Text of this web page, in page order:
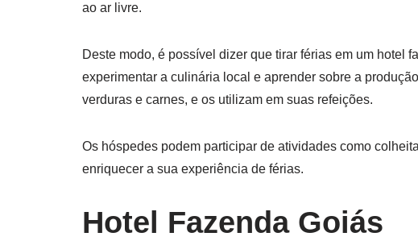
ao ar livre.
Deste modo, é possível dizer que tirar férias em um hotel
experimentar a culinária local e aprender sobre a
verduras e carnes, e os utilizam em suas refeições.
Os hóspedes podem participar de atividades como
enriquecer a sua experiência de férias.
Hotel Fazenda Goiás